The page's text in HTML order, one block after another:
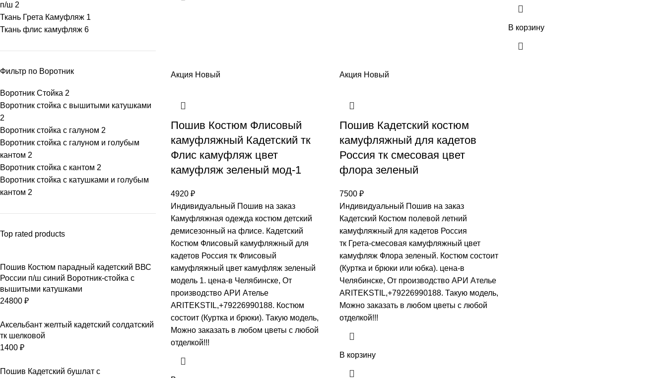
п/ш 2
Ткань Грета Камуфляж 1
Ткань флис камуфляж 6
Фильтр по Воротник
Воротник Стойка 2
Воротник стойка с вышитыми катушками
2
Воротник стойка с галуном 2
Воротник стойка с галуном и голубым
кантом 2
Воротник стойка с кантом 2
Воротник стойка с катушками и голубым
кантом 2
Top rated products
Пошив Костюм парадный кадетский ВВС
России п/ш синий Воротник-стойка с
вышитыми катушками
24800 ₽
Аксельбант желтый кадетский солдатский
тк шелковой
1400 ₽
Пошив Кадетский бушлат с
В корзину
Акция Новый
Пошив Костюм Флисовый
камуфляжный Кадетский тк
Флис камуфляж цвет
камуфляж зеленый мод-1
4920 ₽
Индивидуальный Пошив на заказ
Камуфляжная одежда костюм детский
демисезонный на флисе. Кадетский
Костюм Флисовый камуфляжный для
кадетов Россия тк Флисовый
камуфляжный цвет камуфляж зеленый
модель 1. цена-в Челябинске, От
производство АРИ Ателье
ARITEKSTIL,+79226990188. Костюм
состоит (Куртка и брюки). Такую модель,
Mожно заказать в любом цветы с любой
отделкой!!!
Акция Новый
Пошив Кадетский костюм
камуфляжный для кадетов
Россия тк смесовая цвет
флора зеленый
7500 ₽
Индивидуальный Пошив на заказ
Кадетский Костюм полевой летний
камуфляжный для кадетов Россия
тк Грета-смесовая камуфляжный цвет
камуфляж Флора зеленый. Костюм состоит
(Куртка и брюки или юбка). цена-в
Челябинске, От производство АРИ Ателье
ARITEKSTIL,+79226990188. Такую модель,
Mожно заказать в любом цветы с любой
отделкой!!!
В корзину